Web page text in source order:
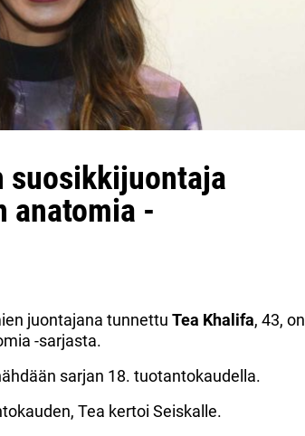
suosikkijuontaja
anatomia -
juontajana tunnettu Tea Khalifa, 43, on
-sarjasta.
sarjan 18. tuotantokaudella.
Tea kertoi Seiskalle.